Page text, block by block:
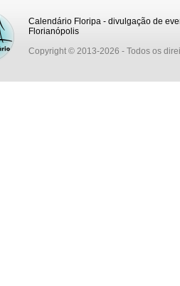
Calendário Floripa - divulgação de
Florianópolis
Copyright © 2013-2026 - Todos os